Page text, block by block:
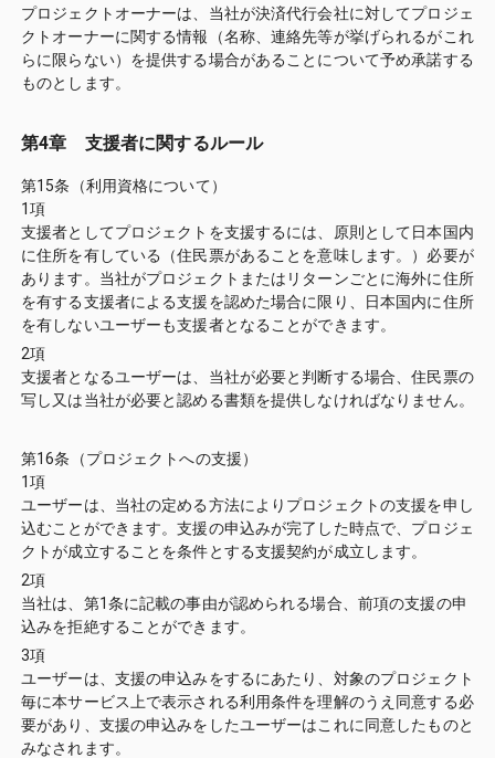
プロジェクトオーナーは、当社が決済代行会社に対してプロジェ
クトオーナーに関する情報（名称、連絡先等が挙げられるがこれ
らに限らない）を提供する場合があることについて予め承諾する
ものとします。
第4章 支援者に関するルール
第15条（利用資格について）
1項
支援者としてプロジェクトを支援するには、原則として日本国内
に住所を有している（住民票があることを意味します。）必要が
あります。当社がプロジェクトまたはリターンごとに海外に住所
を有する支援者による支援を認めた場合に限り、日本国内に住所
を有しないユーザーも支援者となることができます。
2項
支援者となるユーザーは、当社が必要と判断する場合、住民票の
写し又は当社が必要と認める書類を提供しなければなりません。
第16条（プロジェクトへの支援）
1項
ユーザーは、当社の定める方法によりプロジェクトの支援を申し
込むことができます。支援の申込みが完了した時点で、プロジェ
クトが成立することを条件とする支援契約が成立します。
2項
当社は、第1条に記載の事由が認められる場合、前項の支援の申
込みを拒絶することができます。
3項
ユーザーは、支援の申込みをするにあたり、対象のプロジェクト
毎に本サービス上で表示される利用条件を理解のうえ同意する必
要があり、支援の申込みをしたユーザーはこれに同意したものと
みなされます。